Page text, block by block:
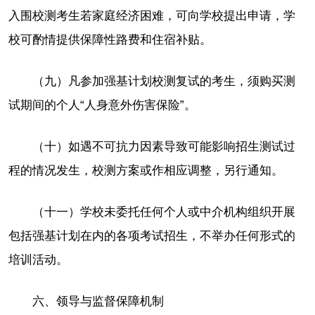
入围校测考生若家庭经济困难，可向学校提出申请，学
校可酌情提供保障性路费和住宿补贴。
（九）凡参加强基计划校测复试的考生，须购买测
试期间的个人“人身意外伤害保险”。
（十）如遇不可抗力因素导致可能影响招生测试过
程的情况发生，校测方案或作相应调整，另行通知。
（十一）学校未委托任何个人或中介机构组织开展
包括强基计划在内的各项考试招生，不举办任何形式的
培训活动。
六、领导与监督保障机制